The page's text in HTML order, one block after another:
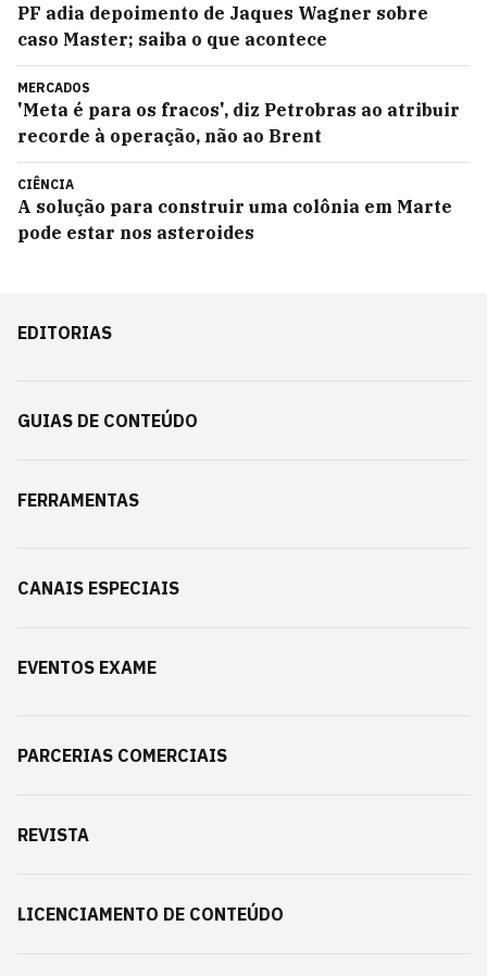
PF adia depoimento de Jaques Wagner sobre
caso Master; saiba o que acontece
MERCADOS
'Meta é para os fracos', diz Petrobras ao atribuir
recorde à operação, não ao Brent
CIÊNCIA
A solução para construir uma colônia em Marte
pode estar nos asteroides
EDITORIAS
GUIAS DE CONTEÚDO
FERRAMENTAS
CANAIS ESPECIAIS
EVENTOS EXAME
PARCERIAS COMERCIAIS
REVISTA
LICENCIAMENTO DE CONTEÚDO